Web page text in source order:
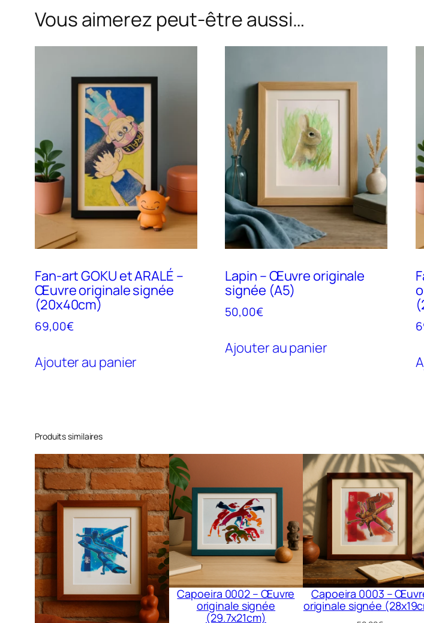
Vous aimerez peut-être aussi…
Fan-art GOKU et ARALÉ –
Œuvre originale signée
(20x40cm)
69,00€
Ajouter au panier
Lapin – Œuvre originale
signée (A5)
50,00€
Ajouter au panier
Produits similaires
Capoeira 0002 – Œuvre
originale signée
(29.7x21cm)
Capoeira 0003 –
originale signée